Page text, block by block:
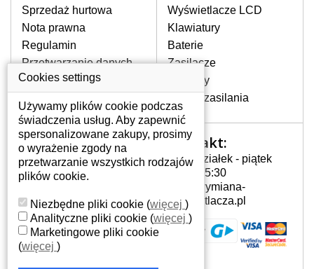
do aktualnego stanu naszego magazynu.
W JAKI SPOSÓB MOŻE SIĘ
PRZEJAWIAĆ USTERKA
Częstymi objawami są pomijanie liter
czy wyświetlanie innych liter oraz
dublowanie tych samych znaków. W
przypadku podlicia klawisze nie
powrócą do pierwotnej pozycji. Albo
też uszkodzenie mechaniczne, np.
JAK TO DZIAŁA?
Klawiatura składa się z kilku
warstw folii, z których przewodzą
Sprzedaż hurtowa
Nota prawna
Regulamin
Przetwarzanie danych
osobowych
Gdzie nas znajdziesz
Wyświetlacze LCD
Klawiatury
Baterie
Zasilacze
Zawiasy
Złącza zasilania
Twoje konto
Twoje konto
Dane osobowe
Adresy
Historia zamówień
Kontakt:
Poniedziałek - piątek
7:00 - 15:30
info@wymiana-
wyswietlacza.pl
Cookies settings
Używamy plików cookie podczas
świadczenia usług. Aby zapewnić
spersonalizowane zakupy, prosimy
o wyrażenie zgody na
przetwarzanie wszystkich rodzajów
plików cookie.
Niezbędne pliki cookie (więcej )
Analityczne pliki cookie (więcej )
Marketingowe pliki cookie
(więcej )